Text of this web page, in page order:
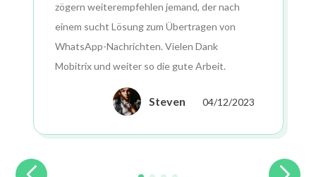
zögern weiterempfehlen jemand, der nach
einem sucht Lösung zum Übertragen von
WhatsApp-Nachrichten. Vielen Dank
Mobitrix und weiter so die gute Arbeit.
Steven 04/12/2023